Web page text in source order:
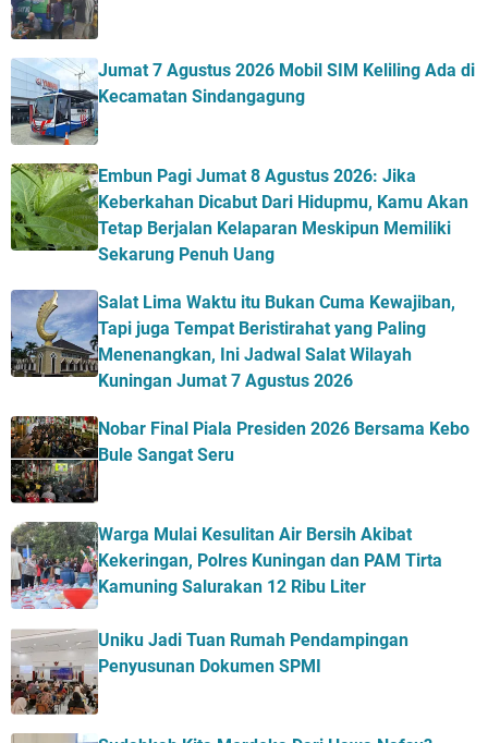
Jumat 7 Agustus 2026 Mobil SIM Keliling Ada di
Kecamatan Sindangagung
Embun Pagi Jumat 8 Agustus 2026: Jika
Keberkahan Dicabut Dari Hidupmu, Kamu Akan
Tetap Berjalan Kelaparan Meskipun Memiliki
Sekarung Penuh Uang
Salat Lima Waktu itu Bukan Cuma Kewajiban,
Tapi juga Tempat Beristirahat yang Paling
Menenangkan, Ini Jadwal Salat Wilayah
Kuningan Jumat 7 Agustus 2026
Nobar Final Piala Presiden 2026 Bersama Kebo
Bule Sangat Seru
Warga Mulai Kesulitan Air Bersih Akibat
Kekeringan, Polres Kuningan dan PAM Tirta
Kamuning Salurakan 12 Ribu Liter
Uniku Jadi Tuan Rumah Pendampingan
Penyusunan Dokumen SPMI